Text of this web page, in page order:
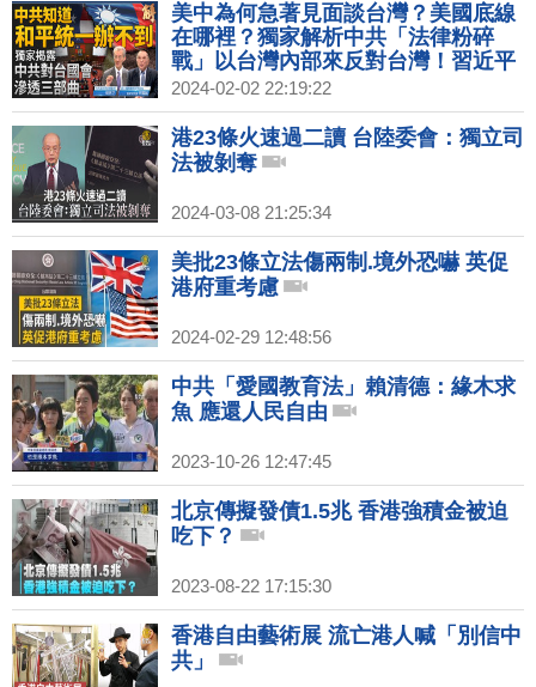
美中為何急著見面談台灣？美國底線
在哪裡？獨家解析中共「法律粉碎
戰」以台灣內部來反對台灣！習近平
內部講話為何遭到洩漏？請香港朋友
快離開香港！｜明居正｜宋國誠｜新
聞大破解 【2024年2月2日】
2024-02-02 22:19:22
港23條火速過二讀 台陸委會：獨立司
法被剝奪
2024-03-08 21:25:34
美批23條立法傷兩制.境外恐嚇 英促
港府重考慮
2024-02-29 12:48:56
中共「愛國教育法」賴清德：緣木求
魚 應還人民自由
2023-10-26 12:47:45
北京傳擬發債1.5兆 香港強積金被迫
吃下？
2023-08-22 17:15:30
香港自由藝術展 流亡港人喊「別信中
共」